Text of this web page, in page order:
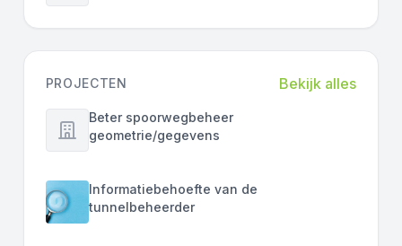
PROJECTEN Bekijk alles
Beter spoorwegbeheer
geometrie/gegevens
Informatiebehoefte van de
tunnelbeheerder